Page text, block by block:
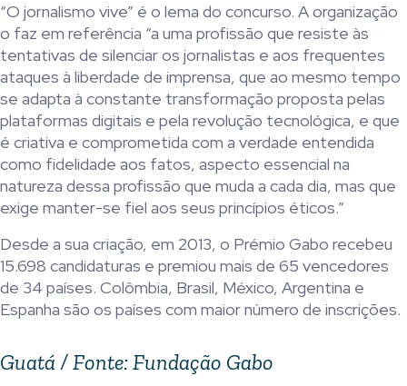
“O jornalismo vive” é o lema do concurso. A organização
o faz em referência “a uma profissão que resiste às
tentativas de silenciar os jornalistas e aos frequentes
ataques à liberdade de imprensa, que ao mesmo tempo
se adapta à constante transformação proposta pelas
plataformas digitais e pela revolução tecnológica, e que
é criativa e comprometida com a verdade entendida
como fidelidade aos fatos, aspecto essencial na
natureza dessa profissão que muda a cada dia, mas que
exige manter-se fiel aos seus princípios éticos.”
Desde a sua criação, em 2013, o Prémio Gabo recebeu
15.698 candidaturas e premiou mais de 65 vencedores
de 34 países. Colômbia, Brasil, México, Argentina e
Espanha são os países com maior número de inscrições.
Guatá / Fonte: Fundação Gabo